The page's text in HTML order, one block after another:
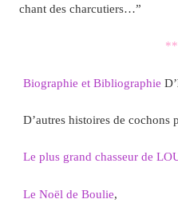
chant des charcutiers…”
Biographie et Bibliographie D’
D’autres histoires de cochons
Le plus grand chasseur de
Le Noël de Boulie,